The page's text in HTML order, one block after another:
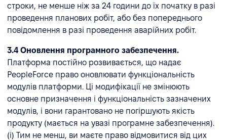
строки, не менше ніж за 24 години до їх початку в разі
проведення планових робіт, або без попереднього
повідомлення в разі проведення аварійних робіт.
3.4 Оновлення програмного забезпечення.
Платформа постійно розвивається, що надає
PeopleForce право оновлювати функціональність
модулів платформи. Ці модифікації не змінюють
основне призначення і функціональність зазначених
модулів, і вони гарантовано не погіршують якість
продукту (мається на увазі програмне забезпечення).
(i) Тим не менш, ви маєте право відмовитися від цих